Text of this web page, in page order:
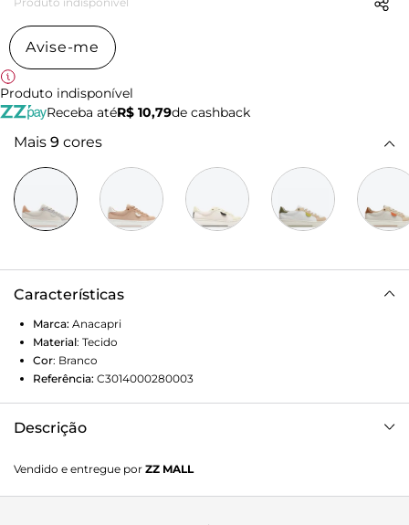
Avise-me
Produto indisponível
Receba atéR$ 10,79de cashback
Mais 9 cores
Características
Marca: Anacapri
Material: Tecido
Cor: Branco
Referência: C3014000280003
Descrição
musa da nossa campanha vem para aquecer nossos
corações com seu sorriso iluminado. Com vocês, Juliette
Vendido e entregue por ZZ MALL